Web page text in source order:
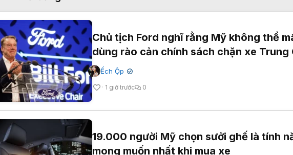
Chủ tịch Ford nghĩ rằng Mỹ không thể
dùng rào cản chính sách chặn xe Trung
Ếch Ộp ✔
1 giờ trước 0
19.000 người Mỹ chọn sưởi ghế là tính
mong muốn nhất khi mua xe